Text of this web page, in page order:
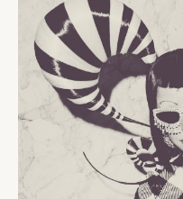
Paulo